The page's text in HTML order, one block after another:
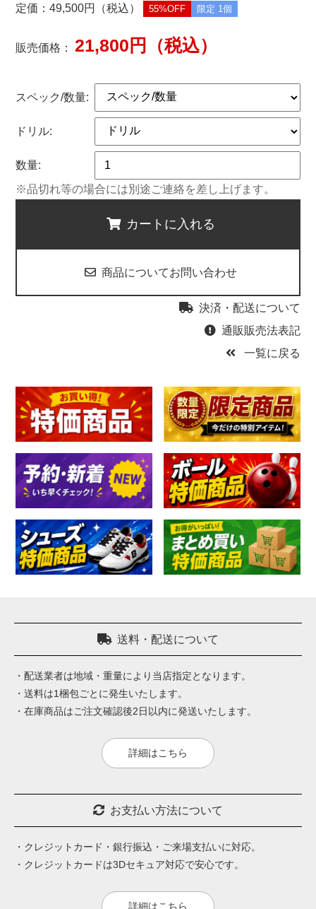
定価：49,500円（税込）
55%OFF 限定 1個
販売価格：21,800円（税込）
スペック/数量:
ドリル:
数量:
※品切れ等の場合には別途ご連絡を差し上げます。
カートに入れる
商品についてお問い合わせ
決済・配送について
通販販売法表記
一覧に戻る
送料・配送について
・配送業者は地域・重量により当店指定となります。
・送料は1梱包ごとに発生いたします。
・在庫商品はご注文確認後2日以内に発送いたします。
詳細はこちら
お支払い方法について
・クレジットカード・銀行振込・ご来場支払いに対応。
・クレジットカードは3Dセキュア対応で安心です。
詳細はこちら